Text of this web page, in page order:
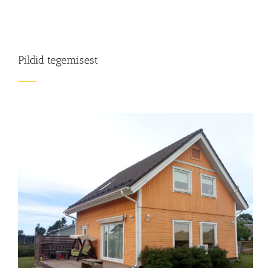
Pildid tegemisest